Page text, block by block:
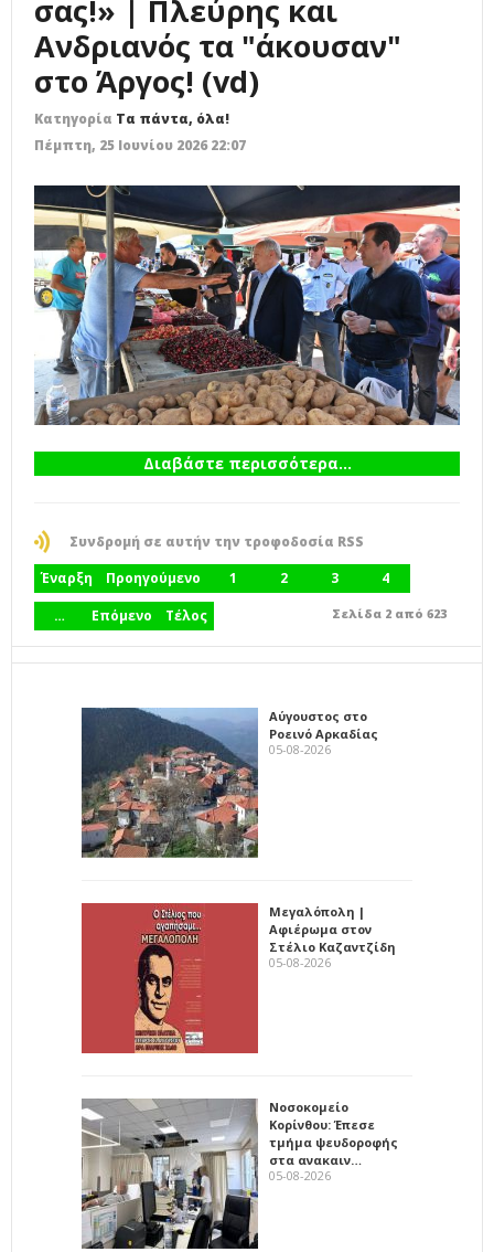
σας!» | Πλεύρης και
Ανδριανός τα "άκουσαν"
στο Άργος! (vd)
Κατηγορία Τα πάντα, όλα!
Πέμπτη, 25 Ιουνίου 2026 22:07
Διαβάστε περισσότερα...
Συνδρομή σε αυτήν την τροφοδοσία RSS
Έναρξη
Προηγούμενο 1 2 3
4
…
Επόμενο Τέλος Σελίδα 2 από 623
Αύγουστος στο
Ροεινό Αρκαδίας
05-08-2026
Μεγαλόπολη |
Αφιέρωμα στον
Στέλιο Καζαντζίδη
05-08-2026
Νοσοκομείο
Κορίνθου: Έπεσε
τμήμα ψευδοροφής
στα ανακαιν…
05-08-2026